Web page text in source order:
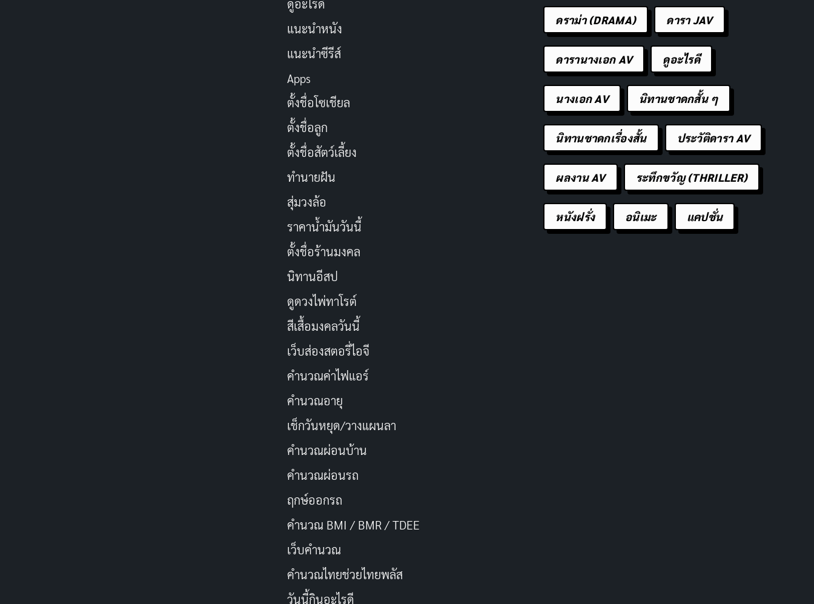
ดูอะไรดี
แนะนำหนัง
แนะนำซีรีส์
Apps
ตั้งชื่อโซเชียล
ตั้งชื่อลูก
ตั้งชื่อสัตว์เลี้ยง
ทำนายฝัน
สุ่มวงล้อ
ราคาน้ำมันวันนี้
ตั้งชื่อร้านมงคล
นิทานอีสป
ดูดวงไพ่ทาโรต์
สีเสื้อมงคลวันนี้
เว็บส่องสตอรี่ไอจี
คำนวณค่าไฟแอร์
คำนวณอายุ
เช็กวันหยุด/วางแผนลา
คำนวณผ่อนบ้าน
คำนวณผ่อนรถ
ฤกษ์ออกรถ
คำนวณ BMI / BMR / TDEE
เว็บคํานวณ
คํานวณไทยช่วยไทยพลัส
วันนี้กินอะไรดี
ดราม่า (DRAMA) ดารา JAV
ดารานางเอก AV ดูอะไรดี
นางเอก AV นิทานชาดกสั้น ๆ
นิทานชาดกเรื่องสั้น ประวัติดารา AV
ผลงาน AV ระทึกขวัญ (THRILLER)
หนังฝรั่ง อนิเมะ แคปชั่น